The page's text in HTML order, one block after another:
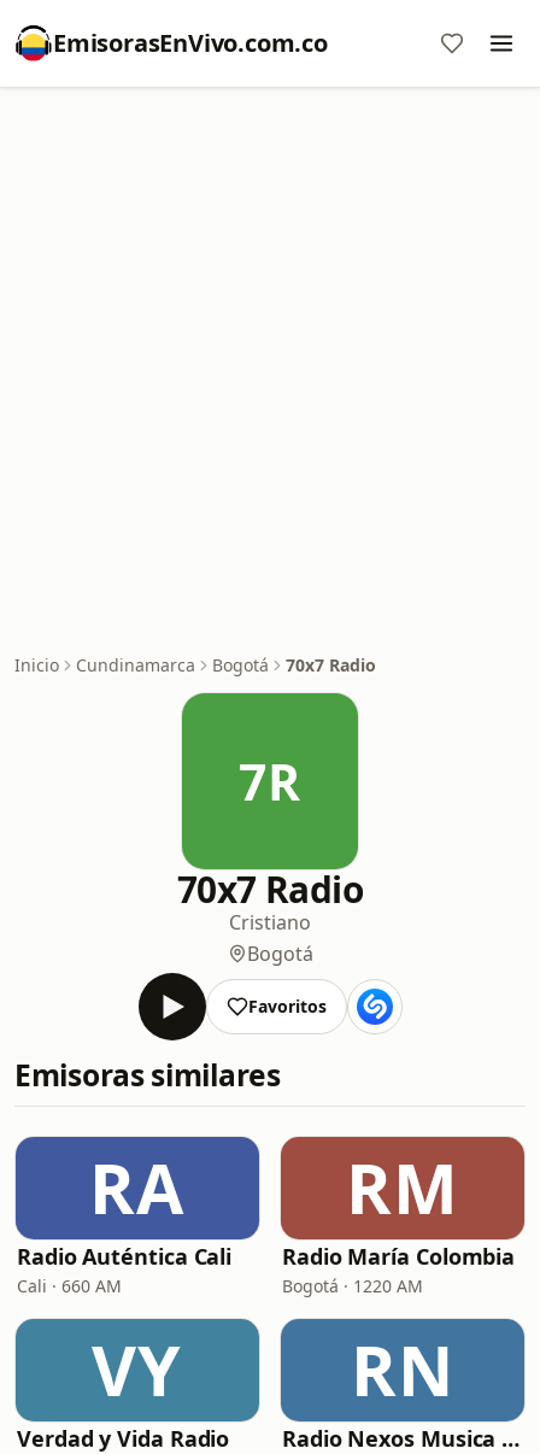
EmisorasEnVivo.com.co
Inicio Cundinamarca Bogotá 70x7 Radio
7R
70x7 Radio
Cristiano
Bogotá
Favoritos
Emisoras similares
RA
Radio Auténtica Cali
Cali · 660 AM
RM
Radio María Colombia
Bogotá · 1220 AM
VY
Verdad y Vida Radio
RN
Radio Nexos Musica Cristiana (Iglesia De Jesucristo)